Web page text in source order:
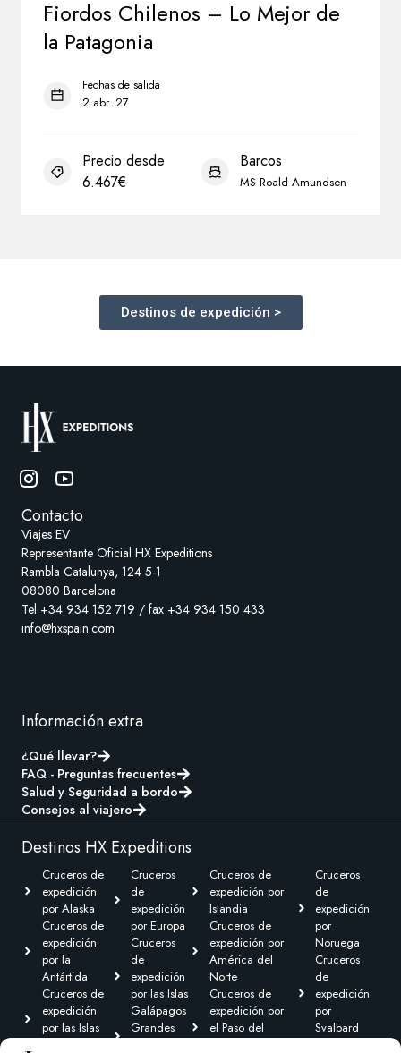
Destinos de expedición >
Contacto
Viajes EV
Representante Oficial HX Expeditions
Rambla Catalunya, 124 5-1
08080 Barcelona
Tel +34 934 152 719 / fax +34 934 150 433
info@hxspain.com
Información extra
¿Qué llevar?
FAQ - Preguntas frecuentes
Salud y Seguridad a bordo
Consejos al viajero
Destinos HX Expeditions
Cruceros de
expedición
por Alaska
Cruceros de
expedición
por la
Antártida
Cruceros de
expedición
por las Islas
Cruceros
de
expedición
por Europa
Cruceros
de
expedición
por las Islas
Galápagos
Grandes
Cruceros de
expedición por
Islandia
Cruceros de
expedición por
América del
Norte
Cruceros de
expedición por
el Paso del
Cruceros
de
expedición
por
Noruega
Cruceros
de
expedición
por
Svalbard